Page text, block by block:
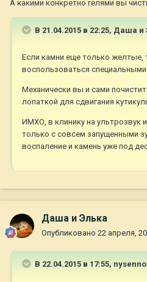
А какими конкретно гелями вы
В 21.04.2015 в 22:25, Даша и
Если камни еще только желтые,
воспользоваться специальными
Механически вы и сами
лопаткой для сдвигания
ИМХО, в клинику на ультрозвук
только с совсем запущенными
воспаление и камень уже под
Даша и Элька
Опубликовано 22 апреля,
В 22.04.2015 в 17:55,